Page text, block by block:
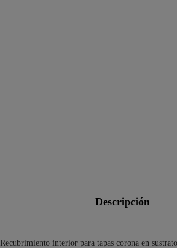
descripción
Recubrimiento interior para tapas corona en